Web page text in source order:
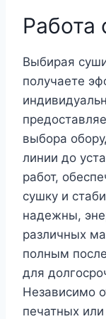
Работа
Выбирая
получаете
выбора
линии до
работ,
сушку и
надежны,
различных
полным
для
Независимо
печатных